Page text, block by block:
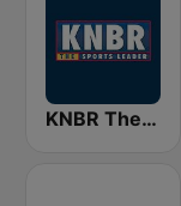
KNBR The Sports Leader 680 AM